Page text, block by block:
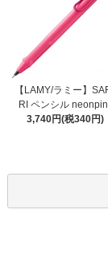
【LAMY/ラミー】
RI ペンシル
3,740円(税340円)